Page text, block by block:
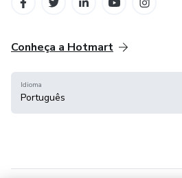
Conheça a Hotmart
Idioma
Português